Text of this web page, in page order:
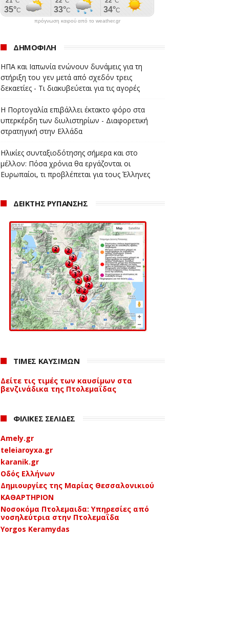
πρόγνωση καιρού από το weather.gr
ΔΗΜΟΦΙΛΗ
ΗΠΑ και Ιαπωνία ενώνουν δυνάμεις για τη
στήριξη του γεν μετά από σχεδόν τρεις
δεκαετίες - Τι διακυβεύεται για τις αγορές
Η Πορτογαλία επιβάλλει έκτακτο φόρο στα
υπερκέρδη των διυλιστηρίων - Διαφορετική
στρατηγική στην Ελλάδα
Ηλικίες συνταξιοδότησης σήμερα και στο
μέλλον: Πόσα χρόνια θα εργάζονται οι
Ευρωπαίοι, τι προβλέπεται για τους Έλληνες
ΔΕΙΚΤΗΣ ΡΥΠΑΝΣΗΣ
ΤΙΜΕΣ ΚΑΥΣΙΜΩΝ
Δείτε τις τιμές των καυσίμων στα
βενζινάδικα της Πτολεμαΐδας
ΦΙΛΙΚΕΣ ΣΕΛΙΔΕΣ
Amely.gr
teleiaroyxa.gr
karanik.gr
Οδός Ελλήνων
Δημιουργίες της Μαρίας Θεσσαλονικιού
ΚΑΘΑΡΤΗΡΙΟΝ
Νοσοκόμα Πτολεμαιδα: Υπηρεσίες από
νοσηλεύτρια στην Πτολεμαΐδα
Yorgos Keramydas